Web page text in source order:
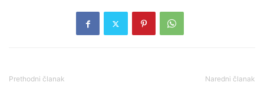
Prethodni članak Naredni članak